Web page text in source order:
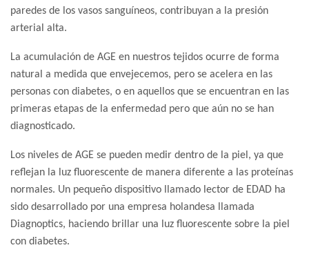
paredes de los vasos sanguíneos, contribuyan a la presión
arterial alta.
La acumulación de AGE en nuestros tejidos ocurre de forma
natural a medida que envejecemos, pero se acelera en las
personas con diabetes, o en aquellos que se encuentran en las
primeras etapas de la enfermedad pero que aún no se han
diagnosticado.
Los niveles de AGE se pueden medir dentro de la piel, ya que
reflejan la luz fluorescente de manera diferente a las proteínas
normales. Un pequeño dispositivo llamado lector de EDAD ha
sido desarrollado por una empresa holandesa llamada
Diagnoptics, haciendo brillar una luz fluorescente sobre la piel
con diabetes.